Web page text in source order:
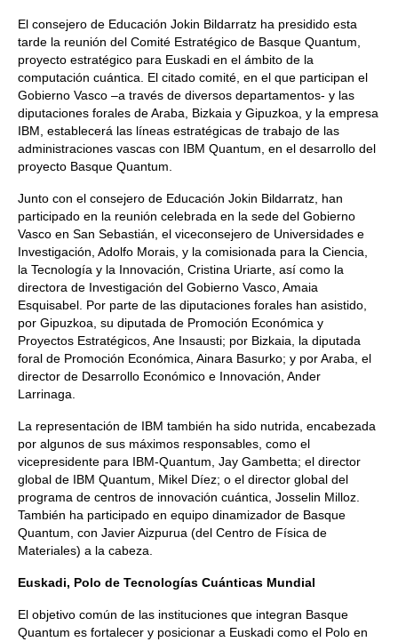
El consejero de Educación Jokin Bildarratz ha presidido esta
tarde la reunión del Comité Estratégico de Basque Quantum,
proyecto estratégico para Euskadi en el ámbito de la
computación cuántica. El citado comité, en el que participan el
Gobierno Vasco –a través de diversos departamentos- y las
diputaciones forales de Araba, Bizkaia y Gipuzkoa, y la empresa
IBM, establecerá las líneas estratégicas de trabajo de las
administraciones vascas con IBM Quantum, en el desarrollo del
proyecto Basque Quantum.
Junto con el consejero de Educación Jokin Bildarratz, han
participado en la reunión celebrada en la sede del Gobierno
Vasco en San Sebastián, el viceconsejero de Universidades e
Investigación, Adolfo Morais, y la comisionada para la Ciencia,
la Tecnología y la Innovación, Cristina Uriarte, así como la
directora de Investigación del Gobierno Vasco, Amaia
Esquisabel. Por parte de las diputaciones forales han asistido,
por Gipuzkoa, su diputada de Promoción Económica y
Proyectos Estratégicos, Ane Insausti; por Bizkaia, la diputada
foral de Promoción Económica, Ainara Basurko; y por Araba, el
director de Desarrollo Económico e Innovación, Ander
Larrinaga.
La representación de IBM también ha sido nutrida, encabezada
por algunos de sus máximos responsables, como el
vicepresidente para IBM-Quantum, Jay Gambetta; el director
global de IBM Quantum, Mikel Díez; o el director global del
programa de centros de innovación cuántica, Josselin Milloz.
También ha participado en equipo dinamizador de Basque
Quantum, con Javier Aizpurua (del Centro de Física de
Materiales) a la cabeza.
Euskadi, Polo de Tecnologías Cuánticas Mundial
El objetivo común de las instituciones que integran Basque
Quantum es fortalecer y posicionar a Euskadi como el Polo en